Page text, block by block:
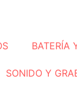
BATERÍA
SONIDO Y